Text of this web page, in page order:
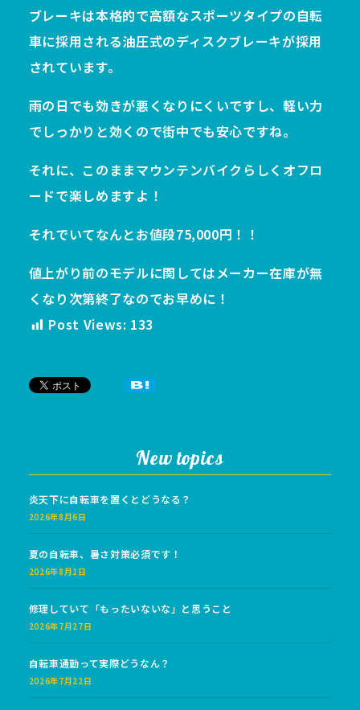
ブレーキは本格的で高額なスポーツタイプの自転
車に採用される油圧式のディスクブレーキが採用
されています。
雨の日でも効きが悪くなりにくいですし、軽い力
でしっかりと効くので街中でも安心ですね。
それに、このままマウンテンバイクらしくオフロ
ードで楽しめますよ！
それでいてなんとお値段75,000円！！
値上がり前のモデルに関してはメーカー在庫が無
くなり次第終了なのでお早めに！
Post Views: 133
New topics
炎天下に自転車を置くとどうなる？
2026年8月6日
夏の自転車、暑さ対策必須です！
2026年8月1日
修理していて「もったいないな」と思うこと
2026年7月27日
自転車通勤って実際どうなん？
2026年7月22日